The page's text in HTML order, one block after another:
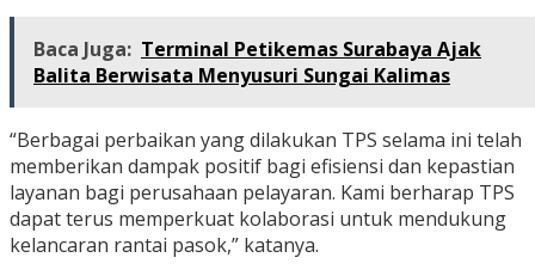
Baca Juga: Terminal Petikemas Surabaya Ajak
Balita Berwisata Menyusuri Sungai Kalimas
“Berbagai perbaikan yang dilakukan TPS selama ini telah
memberikan dampak positif bagi efisiensi dan kepastian
layanan bagi perusahaan pelayaran. Kami berharap TPS
dapat terus memperkuat kolaborasi untuk mendukung
kelancaran rantai pasok,” katanya.